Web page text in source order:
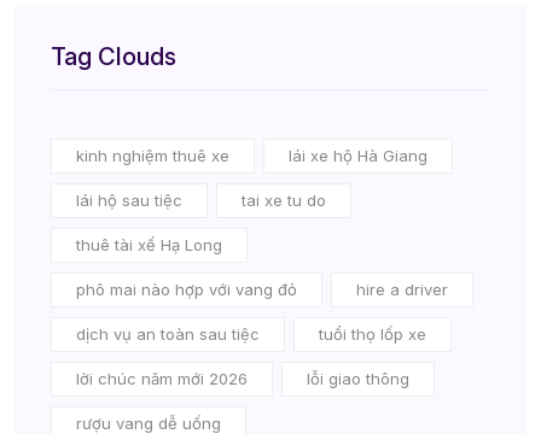
Tag Clouds
kinh nghiệm thuê xe lái xe hộ Hà Giang
lái hộ sau tiệc tai xe tu do
thuê tài xế Hạ Long
phô mai nào hợp với vang đỏ hire a driver
dịch vụ an toàn sau tiệc tuổi thọ lốp xe
lời chúc năm mới 2026 lỗi giao thông
rượu vang dễ uống